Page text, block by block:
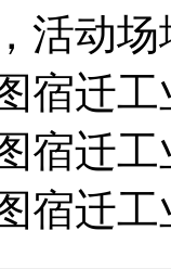
活动
宿迁
宿迁
宿迁